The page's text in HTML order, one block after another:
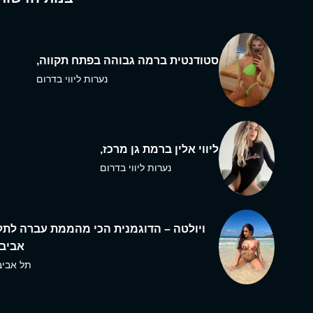
סטודנטית ברמה גבוהה בפתח תקווה,
נערות ליווי בדרום
ליווי אלין ברמת גן מרכז,
נערות ליווי בדרום
ויולטה – הדוגמנית הכי מהממת עברה
תל